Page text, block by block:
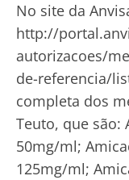
No site da
http://
autorizacoes/
de-referencia/
completa dos
Teuto, que são:
50mg/ml;
125mg/ml;